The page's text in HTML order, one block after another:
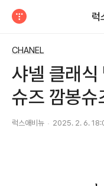
럭
CHANEL
샤넬 클래식
슈즈 깜봉
럭스애비뉴 2025. 2. 6.